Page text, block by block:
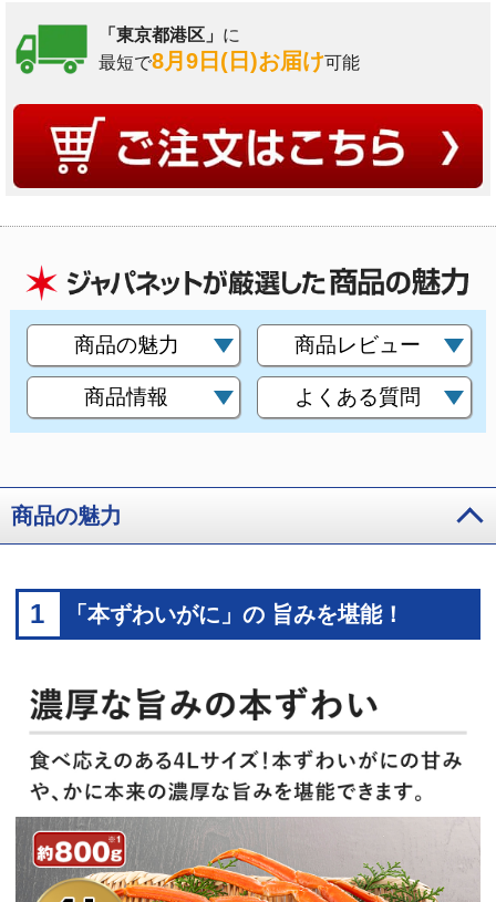
「東京都港区」 に
最短で8月9日(日)お届け可能
商品の魅力 商品レビュー
商品情報 よくある質問
商品の魅力
1 「本ずわいがに」の 旨みを堪能！